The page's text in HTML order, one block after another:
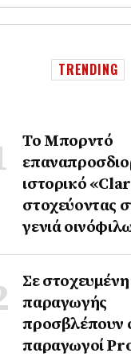
TRENDING
Το Μπορντό
ιστορικό
στοχεύοντας
γενιά
Σε
παραγωγής
προσβλέπουν
παραγωγοί